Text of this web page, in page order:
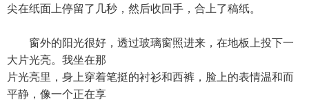
尖在纸面上停留了几秒，然后收回手，合上了稿纸。
窗外的阳光很好，透过玻璃窗照进来，在地板上投下一
大片光亮。我坐在那
片光亮里，身上穿着笔挺的衬衫和西裤，脸上的表情温和而
平静，像一个正在享